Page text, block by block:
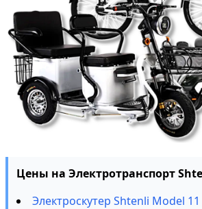
Цены на Электротранспорт
Электроскутер Shtenli Model 11